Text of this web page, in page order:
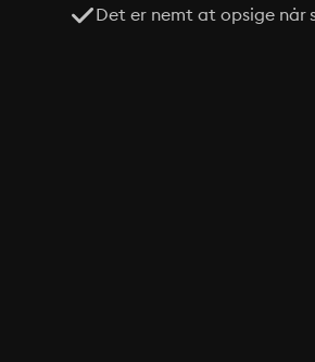
Det er nemt at opsige når